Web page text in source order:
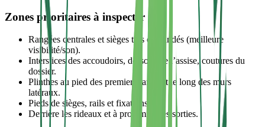
Zones prioritaires à inspecter
Rangées centrales et sièges très demandés (meilleure
visibilité/son).
Interstices des accoudoirs, dessous de l’assise, coutures du
dossier.
Plinthes au pied des premiers rangs et le long des murs
latéraux.
Pieds de sièges, rails et fixations.
Derrière les rideaux et à proximité des sorties.